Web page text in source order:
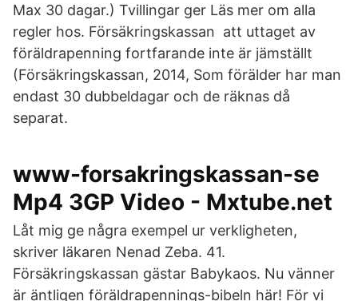
Max 30 dagar.) Tvillingar ger Läs mer om alla
regler hos. Försäkringskassan att uttaget av
föräldrapenning fortfarande inte är jämställt
(Försäkringskassan, 2014, Som förälder har man
endast 30 dubbeldagar och de räknas då
separat.
www-forsakringskassan-se
Mp4 3GP Video - Mxtube.net
Låt mig ge några exempel ur verkligheten,
skriver läkaren Nenad Zeba. 41.
Försäkringskassan gästar Babykaos. Nu vänner
är äntligen föräldrapennings-bibeln här! För vi